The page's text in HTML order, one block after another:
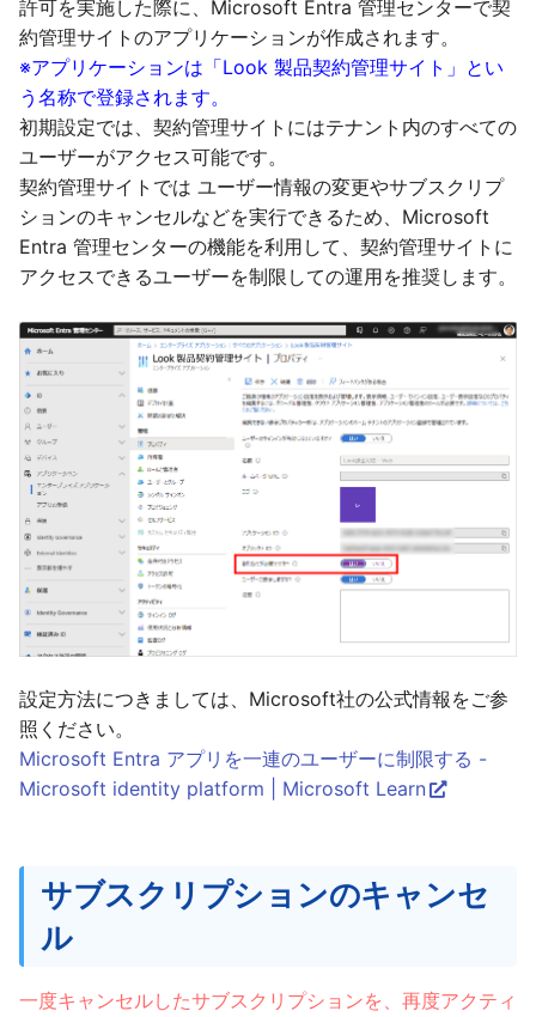
許可を実施した際に、Microsoft Entra 管理センターで契
約管理サイトのアプリケーションが作成されます。
※アプリケーションは「Look 製品契約管理サイト」とい
う名称で登録されます。
初期設定では、契約管理サイトにはテナント内のすべての
ユーザーがアクセス可能です。
契約管理サイトでは ユーザー情報の変更やサブスクリプ
ションのキャンセルなどを実行できるため、Microsoft
Entra 管理センターの機能を利用して、契約管理サイトに
アクセスできるユーザーを制限しての運用を推奨します。
設定方法につきましては、Microsoft社の公式情報をご参
照ください。
Microsoft Entra アプリを一連のユーザーに制限する -
Microsoft identity platform | Microsoft Learn
サブスクリプションのキャンセ
ル
一度キャンセルしたサブスクリプションを、再度アクティ